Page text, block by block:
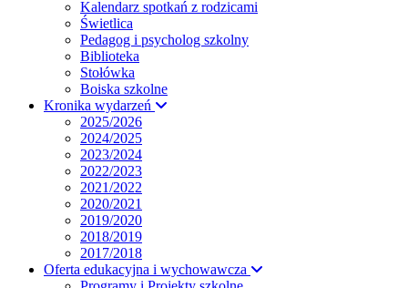
Kalendarz spotkań z rodzicami
Świetlica
Pedagog i psycholog szkolny
Biblioteka
Stołówka
Boiska szkolne
Kronika wydarzeń
2025/2026
2024/2025
2023/2024
2022/2023
2021/2022
2020/2021
2019/2020
2018/2019
2017/2018
Oferta edukacyjna i wychowawcza